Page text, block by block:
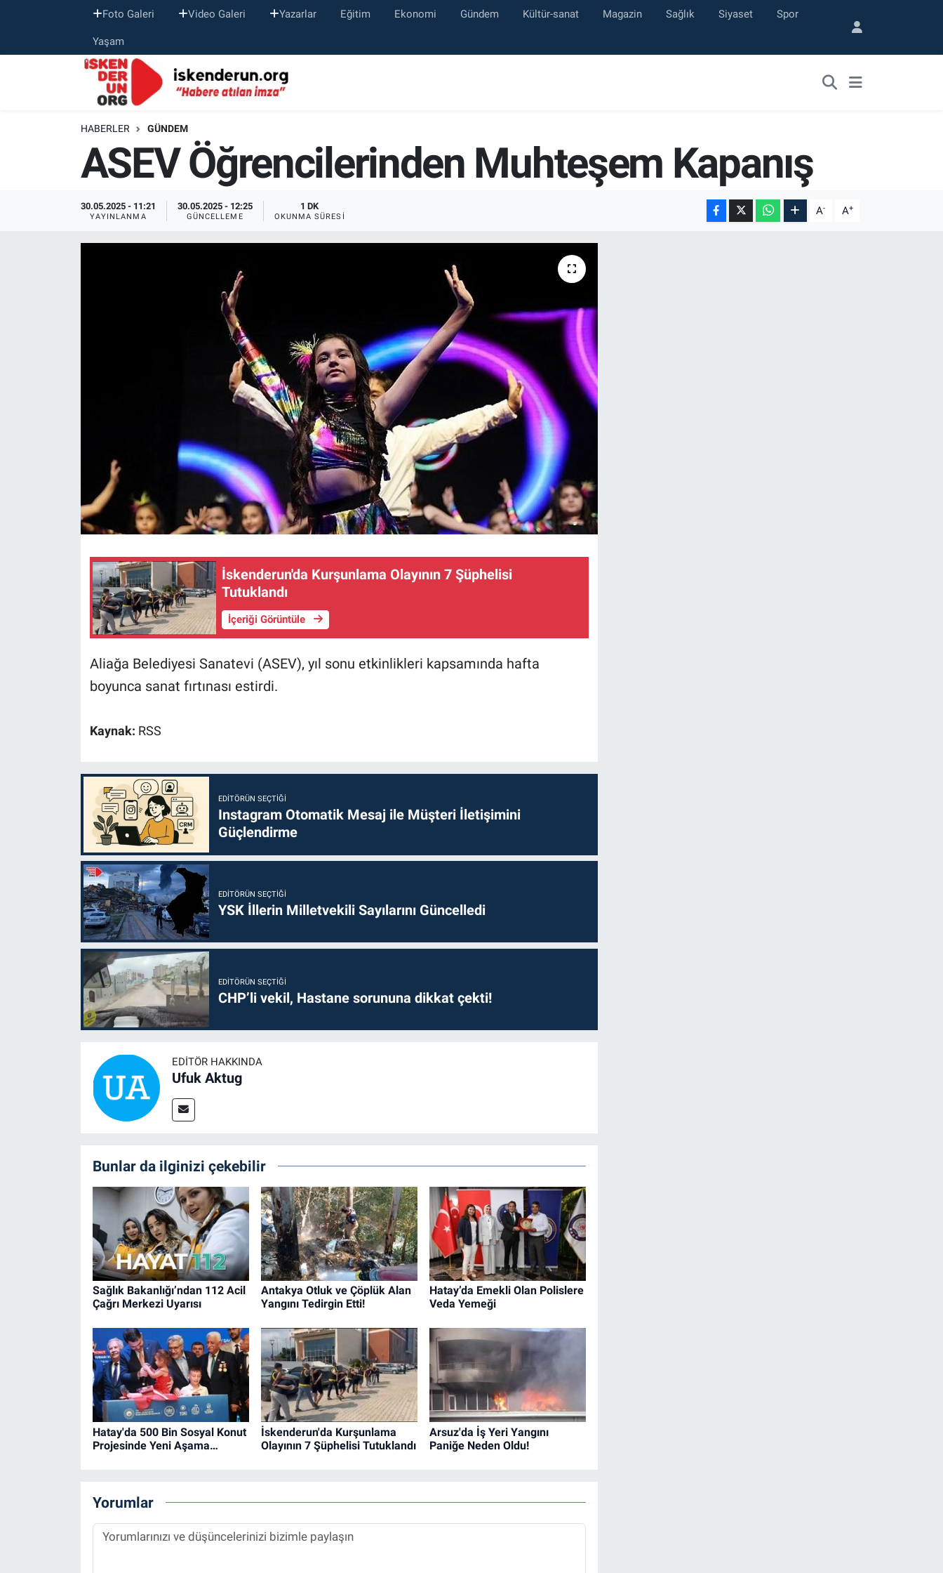
Foto Galeri Video Galeri Yazarlar Eğitim Ekonomi Gündem Kültür-sanat Magazin Sağlık Siyaset Spor
Yaşam
HABERLER GÜNDEM
ASEV Öğrencilerinden Muhteşem Kapanış
30.05.2025 - 11:21
YAYINLANMA
30.05.2025 - 12:25
GÜNCELLEME
1 DK
OKUNMA SÜRESI A- A+
İskenderun'da Kurşunlama Olayının 7 Şüphelisi
Tutuklandı
İçeriği Görüntüle
Aliağa Belediyesi Sanatevi (ASEV), yıl sonu etkinlikleri kapsamında hafta
boyunca sanat fırtınası estirdi.
Kaynak: RSS
EDITÖRÜN SEÇTIĞI
Instagram Otomatik Mesaj ile Müşteri İletişimini
Güçlendirme
EDITÖRÜN SEÇTIĞI
YSK İllerin Milletvekili Sayılarını Güncelledi
EDITÖRÜN SEÇTIĞI
CHP’li vekil, Hastane sorununa dikkat çekti!
EDITÖR HAKKINDA
Ufuk Aktug
Bunlar da ilginizi çekebilir
Sağlık Bakanlığı’ndan 112 Acil
Çağrı Merkezi Uyarısı
Antakya Otluk ve Çöplük Alan
Yangını Tedirgin Etti!
Hatay’da Emekli Olan Polislere
Veda Yemeği
Hatay'da 500 Bin Sosyal Konut
Projesinde Yeni Aşama…
İskenderun'da Kurşunlama
Olayının 7 Şüphelisi Tutuklandı
Arsuz'da İş Yeri Yangını
Paniğe Neden Oldu!
Yorumlar